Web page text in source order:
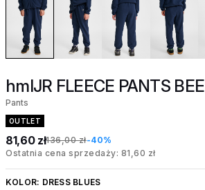
hmlJR FLEECE PANTS BEE
Pants
OUTLET
81,60 zł136,00 zł-40%
Ostatnia cena sprzedaży: 81,60 zł
KOLOR: DRESS BLUES